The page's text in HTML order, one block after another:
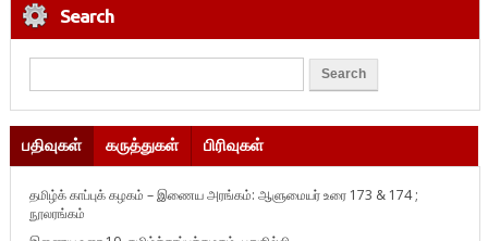
Search
பதிவுகள் கருத்துகள் பிரிவுகள்
தமிழ்க் காப்புக் கழகம் – இணைய அரங்கம்: ஆளுமையர் உரை 173 & 174 ;
நூலரங்கம்